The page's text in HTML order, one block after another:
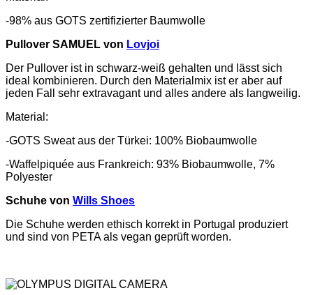
-98% aus GOTS zertifizierter Baumwolle
Pullover SAMUEL von Lovjoi
Der Pullover ist in schwarz-weiß gehalten und lässt sich
ideal kombinieren. Durch den Materialmix ist er aber auf
jeden Fall sehr extravagant und alles andere als langweilig.
Material:
-GOTS Sweat aus der Türkei: 100% Biobaumwolle
-Waffelpiquée aus Frankreich: 93% Biobaumwolle, 7%
Polyester
Schuhe von Wills Shoes
Die Schuhe werden ethisch korrekt in Portugal produziert
und sind von PETA als vegan geprüft worden.